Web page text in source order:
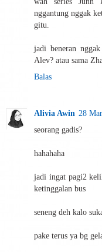
nggantung nggak
gitu.
jadi beneran
Alev? atau sama
Balas
Alivia Awin 28
seorang gadis?
hahahaha
jadi ingat pagi2
ketinggalan bus
seneng deh kalo
pake terus ya bg